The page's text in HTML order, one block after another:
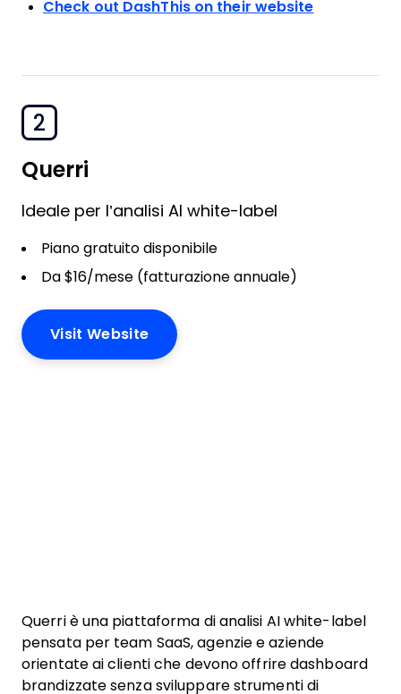
Check out DashThis on their website
2
Querri
Ideale per l’analisi AI white-label
Piano gratuito disponibile
Da $16/mese (fatturazione annuale)
Visit Website
Querri è una piattaforma di analisi AI white-label
pensata per team SaaS, agenzie e aziende
orientate ai clienti che devono offrire dashboard
brandizzate senza sviluppare strumenti di